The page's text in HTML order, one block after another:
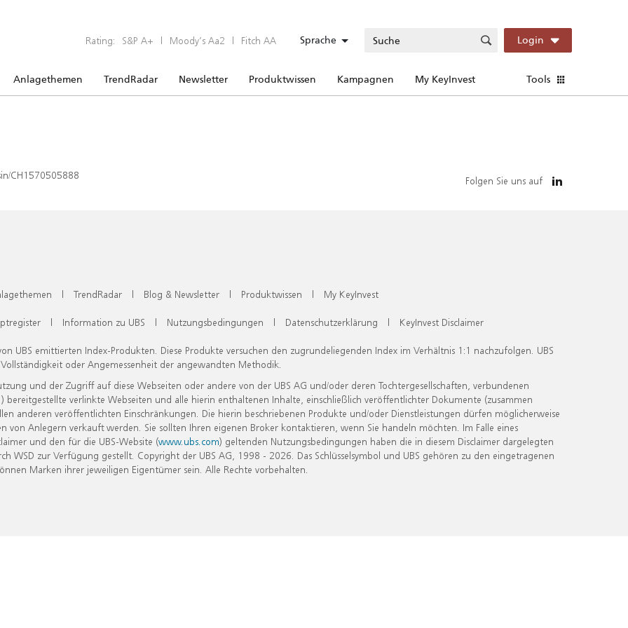
Rating: S&P A+ | Moody’s Aa2 | Fitch AA Sprache Login
Anlagethemen TrendRadar Newsletter Produktwissen Kampagnen My KeyInvest Tools
CH1570505888 Folgen Sie uns auf
| TrendRadar | Blog & Newsletter | Produktwissen | My KeyInvest
| Information zu UBS | Nutzungsbedingungen | Datenschutzerklärung | KeyInvest Disclaimer
UBS emittierten Index-Produkten. Diese Produkte versuchen den zugrundeliegenden Index im Verhältnis 1:1 nachzufolgen. UBS
oder Angemessenheit der angewandten Methodik.
und der Zugriff auf diese Webseiten oder andere von der UBS AG und/oder deren Tochtergesellschaften, verbundenen
verlinkte Webseiten und alle hierin enthaltenen Inhalte, einschließlich veröffentlichter Dokumente (zusammen
anderen veröffentlichten Einschränkungen. Die hierin beschriebenen Produkte und/oder Dienstleistungen dürfen möglicherweise
Anlegern verkauft werden. Sie sollten Ihren eigenen Broker kontaktieren, wenn Sie handeln möchten. Im Falle eines
und den für die UBS-Website (www.ubs.com) geltenden Nutzungsbedingungen haben die in diesem Disclaimer dargelegten
zur Verfügung gestellt. Copyright der UBS AG, 1998 - 2026. Das Schlüsselsymbol und UBS gehören zu den eingetragenen
Marken ihrer jeweiligen Eigentümer sein. Alle Rechte vorbehalten.